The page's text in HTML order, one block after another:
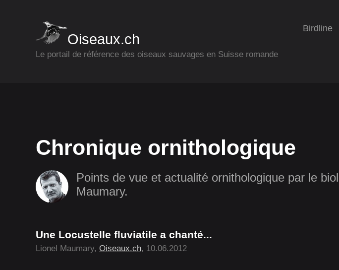
Oiseaux.ch
Le portail de référence des oiseaux sauvages en Suisse romande
Birdline
Chronique ornithologique
Points de vue et actualité ornithologique par le
Maumary.
Une Locustelle fluviatile a chanté...
Lionel Maumary, Oiseaux.ch, 10.06.2012